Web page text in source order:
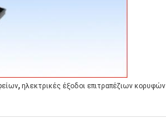
, ηλεκτρικές έξοδοι επιτραπέζιων κορυφών